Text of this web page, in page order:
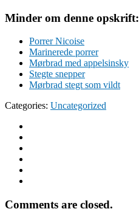
Minder om denne opskrift:
Porrer Nicoise
Marinerede porrer
Mørbrad med appelsinsky
Stegte snepper
Mørbrad stegt som vildt
Categories: Uncategorized
Comments are closed.